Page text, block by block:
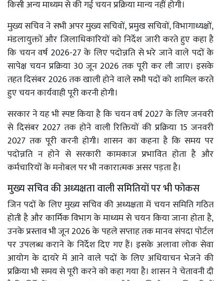
किसी अन्य माध्यम से की गई चयन प्रक्रिया मान्य नहीं होगी।
मुख्य सचिव ने सभी अपर मुख्य सचिवों, प्रमुख सचिवों, विभागाध्यक्षों,
मंडलायुक्तों और जिलाधिकारियों को निर्देश जारी करते हुए कहा है
कि चयन वर्ष 2026-27 के लिए पदोन्नति से भरे जाने वाले पदों के
सापेक्ष चयन प्रक्रिया 30 जून 2026 तक पूरी कर ली जाए। इसके
तहत दिसंबर 2026 तक खाली होने वाले सभी पदों को शामिल करते
हुए चयन कार्यवाही पूरी करनी होगी।
सरकार ने यह भी स्पष्ट किया है कि चयन वर्ष 2027 के लिए जनवरी
से दिसंबर 2027 तक होने वाली रिक्तियों की प्रक्रिया 15 जनवरी
2027 तक पूरी करनी होगी। शासन का कहना है कि समय पर
पदोन्नति न होने से सरकारी कामकाज प्रभावित होता है और
कर्मचारियों के मनोबल पर भी नकारात्मक असर पड़ता है।
मुख्य सचिव की अध्यक्षता वाली समितियों पर भी फोकस
जिन पदों के लिए मुख्य सचिव की अध्यक्षता में चयन समिति गठित
होती है और कार्मिक विभाग के माध्यम से चयन किया जाना होता है,
उनके प्रस्ताव भी जून 2026 के पहले सप्ताह तक मानव संपदा पोर्टल
पर उपलब्ध कराने के निर्देश दिए गए हैं। इसके अलावा लोक सेवा
आयोग के दायरे में आने वाले पदों के लिए अधियाचन भेजने की
प्रक्रिया भी समय से पूरी करने को कहा गया है। शासन ने चेतावनी दी